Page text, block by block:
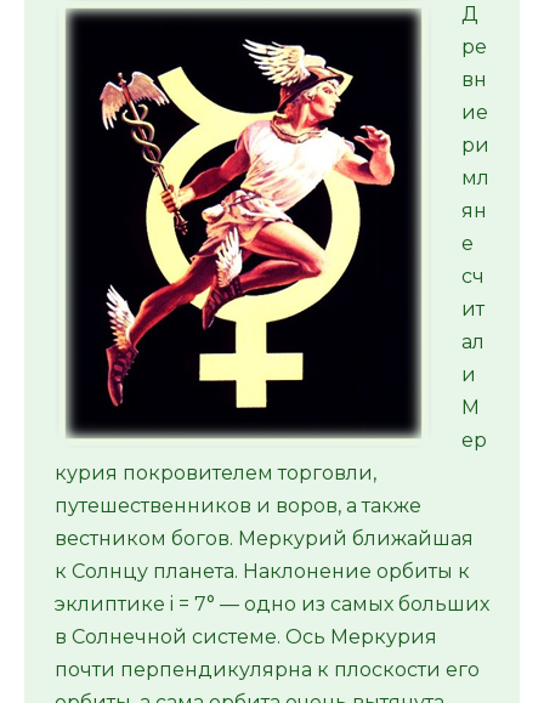
Д
ре
вн
ие
ри
мл
ян
е
сч
ит
ал
и
М
ер
курия покровителем торговли,
путешественников и воров, а также
вестником богов. Меркурий ближайшая
к Солнцу планета. Наклонение орбиты к
эклиптике i = 7° — одно из самых больших
в Солнечной системе. Ось Меркурия
почти перпендикулярна к плоскости его